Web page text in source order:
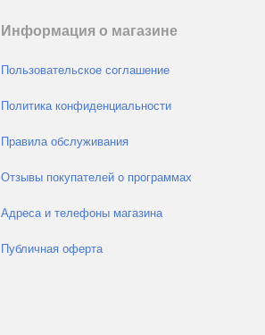
Информация о магазине
Пользовательское соглашение
Политика конфиденциальности
Правила обслуживания
Отзывы покупателей о программах
Адреса и телефоны магазина
Публичная оферта